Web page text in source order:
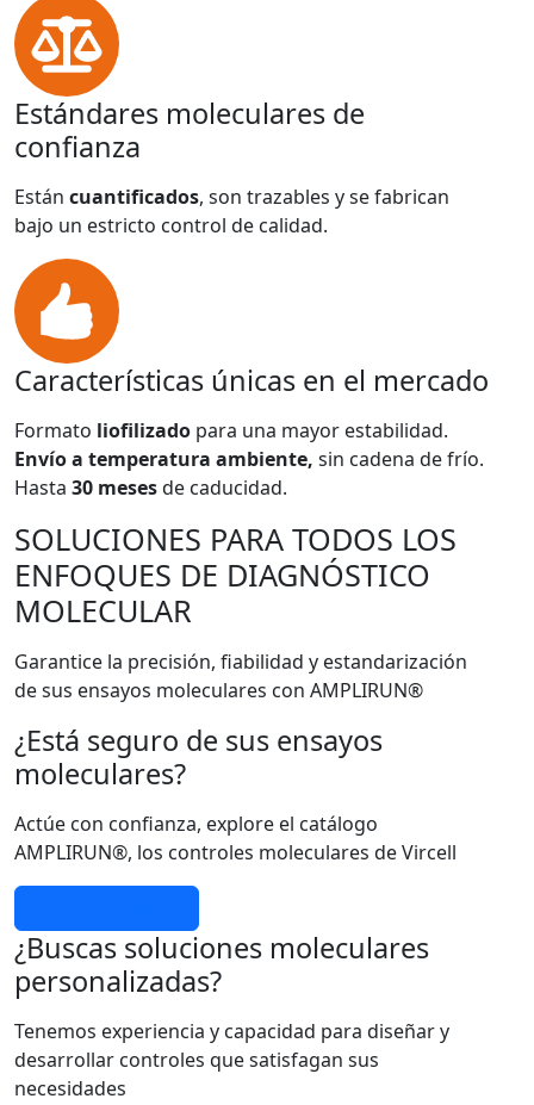
Estándares moleculares de
confianza
Están cuantificados, son trazables y se fabrican
bajo un estricto control de calidad.
Características únicas en el mercado
Formato liofilizado para una mayor estabilidad.
Envío a temperatura ambiente, sin cadena de frío.
Hasta 30 mesesde caducidad.
SOLUCIONES PARA TODOS LOS
ENFOQUES DE DIAGNÓSTICO
MOLECULAR
Garantice la precisión, fiabilidad y estandarización
de sus ensayos moleculares con AMPLIRUN®
¿Está seguro de sus ensayos
moleculares?
Actúe con confianza, explore el catálogo
AMPLIRUN®, los controles moleculares de Vircell
¿Buscas soluciones moleculares
personalizadas?
Tenemos experiencia y capacidad para diseñar y
desarrollar controles que satisfagan sus
necesidades